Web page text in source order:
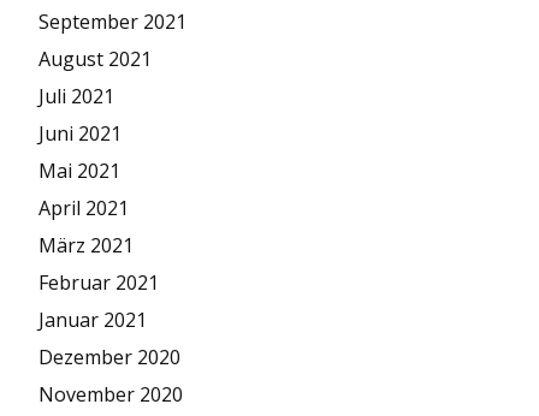
September 2021
August 2021
Juli 2021
Juni 2021
Mai 2021
April 2021
März 2021
Februar 2021
Januar 2021
Dezember 2020
November 2020